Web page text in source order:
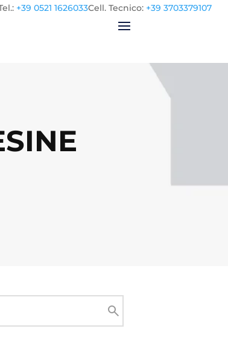
Cell. Tecnico: +39 3703379107
: +39 0521 1626033
Cerca